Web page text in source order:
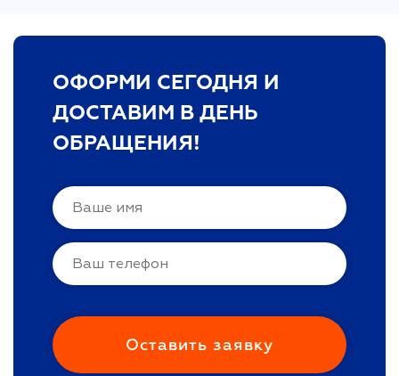
ОФОРМИ СЕГОДНЯ И
ДОСТАВИМ В ДЕНЬ
ОБРАЩЕНИЯ!